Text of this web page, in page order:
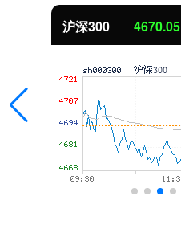
沪深300 4670.05